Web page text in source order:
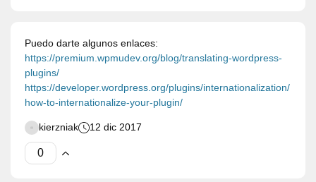
Puedo darte algunos enlaces:
https://premium.wpmudev.org/blog/translating-wordpress-
plugins/
https://developer.wordpress.org/plugins/internationalization/
how-to-internationalize-your-plugin/
kierzniak 12 dic 2017